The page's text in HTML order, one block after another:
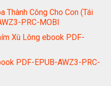
Thành Công Cho Con (Tái
PRC-MOBI
Xù Lông ebook PDF-
PDF-EPUB-AWZ3-PRC-